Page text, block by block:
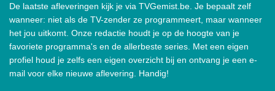
De laatste afleveringen kijk je via TVGemist.be. Je bepaalt zelf
wanneer: niet als de TV-zender ze programmeert, maar wanneer
het jou uitkomt. Onze redactie houdt je op de hoogte van je
favoriete programma's en de allerbeste series. Met een eigen
profiel houd je zelfs een eigen overzicht bij en ontvang je een e-
mail voor elke nieuwe aflevering. Handig!